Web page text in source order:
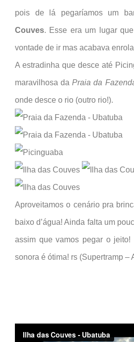
pois de lá pegaríamos um
Couves. Esse era um lugar
vontade de ir mas acabava
A estradinha que desce até
maravilhosa daPraia da
onde desce o rio (outro rio!).
Aproveitamos o cenário pra
baixo d’água! Ainda falta um
assim que vamos pegar o jeito!
sonora é ótima! rs (Supertramp –